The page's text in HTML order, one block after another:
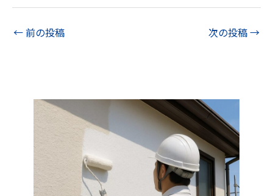
←前の投稿 次の投稿→